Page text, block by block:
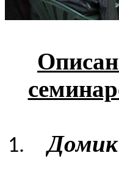
Домик